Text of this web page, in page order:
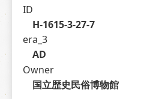
ID
H-1615-3-27-7
era_3
AD
Owner
国立歴史民俗博物館